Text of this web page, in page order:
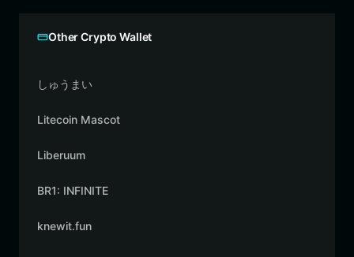
Other Crypto Wallet
しゅうまい
Litecoin Mascot
Liberuum
BR1: INFINITE
knewit.fun